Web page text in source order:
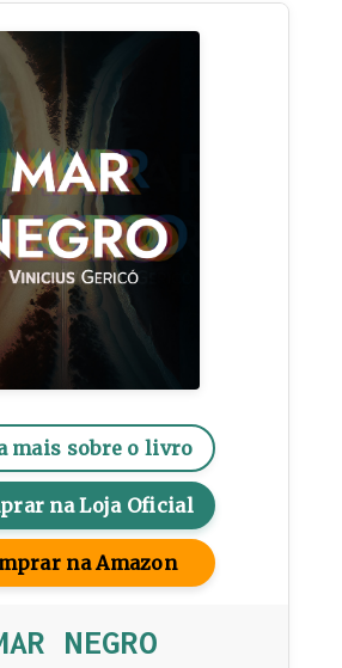
mais sobre o livro
na Loja Oficial
na Amazon
NEGRO